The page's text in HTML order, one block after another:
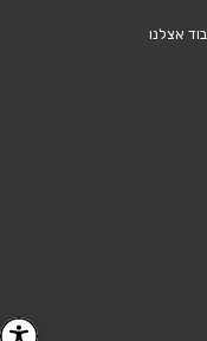
אצלנו